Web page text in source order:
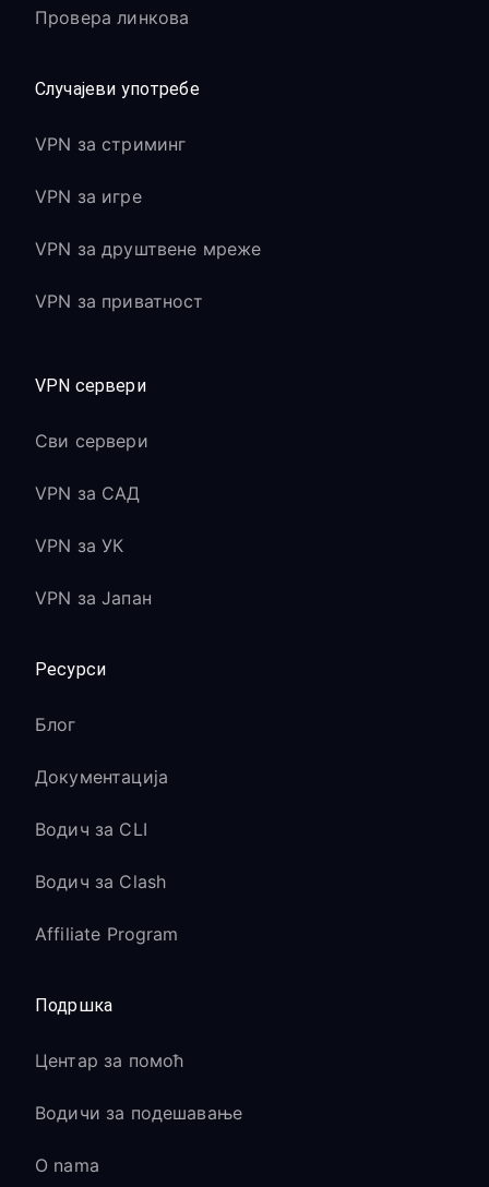
Провера линкова
Случајеви употребе
VPN за стриминг
VPN за игре
VPN за друштвене мреже
VPN за приватност
VPN сервери
Сви сервери
VPN за САД
VPN за УК
VPN за Јапан
Ресурси
Блог
Документација
Водич за CLI
Водич за Clash
Affiliate Program
Подршка
Центар за помоћ
Водичи за подешавање
O nama